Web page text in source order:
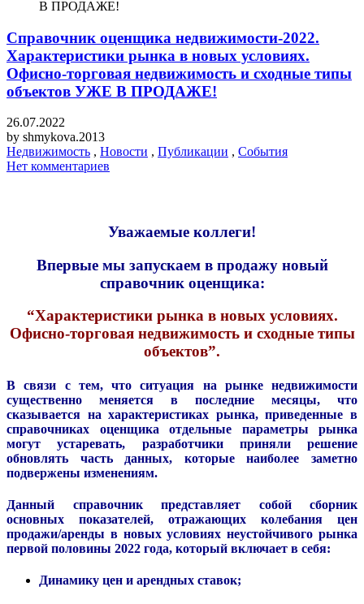
В ПРОДАЖЕ!
Справочник оценщика недвижимости-2022.
Характеристики рынка в новых условиях.
Офисно-торговая недвижимость и сходные типы
объектов УЖЕ В ПРОДАЖЕ!
26.07.2022
by shmykova.2013
Недвижимость , Новости , Публикации , События
Нет комментариев
Уважаемые коллеги!
Впервые мы запускаем в продажу новый
справочник оценщика:
“Характеристики рынка в новых условиях.
Офисно-торговая недвижимость и сходные типы
объектов”.
В связи с тем, что ситуация на рынке недвижимости
существенно меняется в последние месяцы, что
сказывается на характеристиках рынка, приведенные в
справочниках оценщика отдельные параметры рынка
могут устаревать, разработчики приняли решение
обновлять часть данных, которые наиболее заметно
подвержены изменениям.
Данный справочник представляет собой сборник
основных показателей, отражающих колебания цен
продажи/аренды в новых условиях неустойчивого рынка
первой половины 2022 года, который включает в себя:
Динамику цен и арендных ставок;